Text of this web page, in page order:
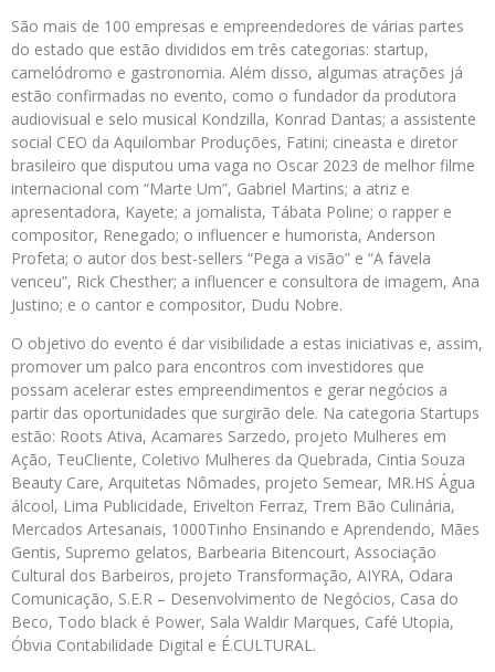
São mais de 100 empresas e empreendedores de várias partes
do estado que estão divididos em três categorias: startup,
camelódromo e gastronomia. Além disso, algumas atrações já
estão confirmadas no evento, como o fundador da produtora
audiovisual e selo musical Kondzilla, Konrad Dantas; a assistente
social CEO da Aquilombar Produções, Fatini; cineasta e diretor
brasileiro que disputou uma vaga no Oscar 2023 de melhor filme
internacional com “Marte Um”, Gabriel Martins; a atriz e
apresentadora, Kayete; a jornalista, Tábata Poline; o rapper e
compositor, Renegado; o influencer e humorista, Anderson
Profeta; o autor dos best-sellers “Pega a visão” e “A favela
venceu”, Rick Chesther; a influencer e consultora de imagem, Ana
Justino; e o cantor e compositor, Dudu Nobre.
O objetivo do evento é dar visibilidade a estas iniciativas e, assim,
promover um palco para encontros com investidores que
possam acelerar estes empreendimentos e gerar negócios a
partir das oportunidades que surgirão dele. Na categoria Startups
estão: Roots Ativa, Acamares Sarzedo, projeto Mulheres em
Ação, TeuCliente, Coletivo Mulheres da Quebrada, Cintia Souza
Beauty Care, Arquitetas Nômades, projeto Semear, MR.HS Água
álcool, Lima Publicidade, Erivelton Ferraz, Trem Bão Culinária,
Mercados Artesanais, 1000Tinho Ensinando e Aprendendo, Mães
Gentis, Supremo gelatos, Barbearia Bitencourt, Associação
Cultural dos Barbeiros, projeto Transformação, AIYRA, Odara
Comunicação, S.E.R – Desenvolvimento de Negócios, Casa do
Beco, Todo black é Power, Sala Waldir Marques, Café Utopia,
Óbvia Contabilidade Digital e É.CULTURAL.